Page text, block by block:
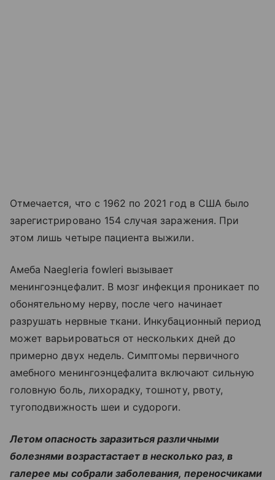
Отмечается, что с 1962 по 2021 год в США было
зарегистрировано 154 случая заражения. При
этом лишь четыре пациента выжили.
Амеба Naegleria fowleri вызывает
менингоэнцефалит. В мозг инфекция проникает по
обонятельному нерву, после чего начинает
разрушать нервные ткани. Инкубационный период
может варьироваться от нескольких дней до
примерно двух недель. Симптомы первичного
амебного менингоэнцефалита включают сильную
головную боль, лихорадку, тошноту, рвоту,
тугоподвижность шеи и судороги.
Летом опасность заразиться различными
болезнями возрастастает в несколько раз, в
галерее мы собрали заболевания, переносчиками